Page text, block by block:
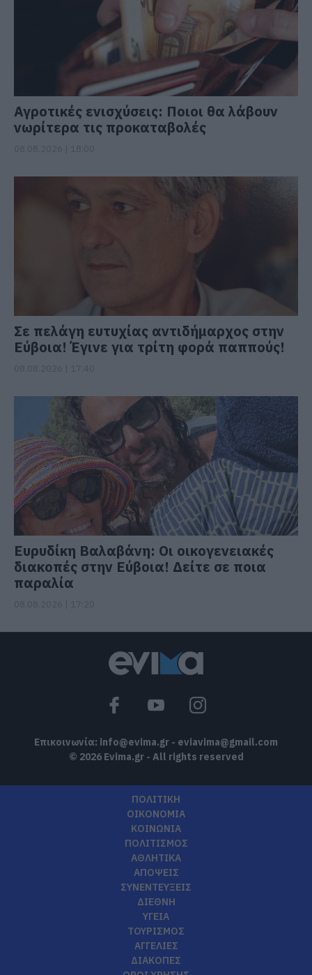
Αγροτικές ενισχύσεις: Ποιοι θα λάβουν
νωρίτερα τις προκαταβολές
Σε πελάγη ευτυχίας αντιδήμαρχος στην
Εύβοια! Έγινε για τρίτη φορά παππούς!
Ευρυδίκη Βαλαβάνη: Οι οικογενειακές
διακοπές στην Εύβοια! Δείτε σε ποια
παραλία
Επικοινωνία: info@evima.gr - eviavima@gmail.com
© 2026 Evima.gr - All rights reserved
ΠΟΛΙΤΙΚΗ
ΟΙΚΟΝΟΜΙΑ
ΚΟΙΝΩΝΙΑ
ΠΟΛΙΤΙΣΜΟΣ
ΑΘΛΗΤΙΚΑ
ΑΠΟΨΕΙΣ
ΣΥΝΕΝΤΕΥΞΕΙΣ
ΔΙΕΘΝΗ
ΥΓΕΙΑ
ΤΟΥΡΙΣΜΟΣ
ΑΓΓΕΛΙΕΣ
ΔΙΑΚΟΠΕΣ